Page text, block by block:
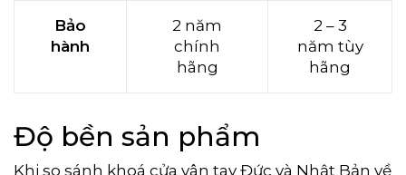
Bảo
hành
2 năm
chính
hãng
2 – 3
năm tùy
hãng
Độ bền sản phẩm
Khi so sánh khoá cửa vân tay Đức và Nhật Bản về